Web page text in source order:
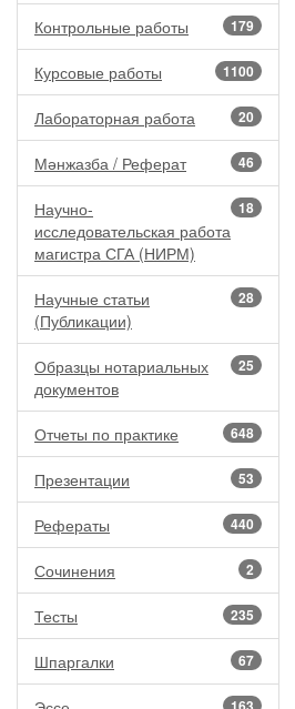
179
Контрольные работы
1100
Курсовые работы
20
Лабораторная работа
46
Мәнжазба / Реферат
18
Научно-
исследовательская работа
магистра СГА (НИРМ)
28
Научные статьи
(Публикации)
25
Образцы нотариальных
документов
648
Отчеты по практике
53
Презентации
440
Рефераты
2
Сочинения
235
Тесты
67
Шпаргалки